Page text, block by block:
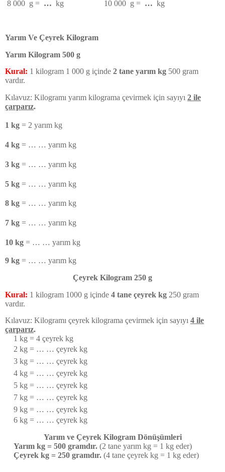
8 000 g = … kg 10 000 g = … kg
Yarım Ve Çeyrek Kilogram
Yarım Kilogram 500 g
Kural: 1 kilogram 1 000 g içinde 2 tane yarım kg 500 gram
vardır.
Kılavuz: Kilogramı yarım kilograma çevirmek için sayıyı 2 ile
çarparız.
1 kg = 2 yarım kg
4 kg = … … yarım kg
3 kg = … … yarım kg
5 kg = … … yarım kg
8 kg = … … yarım kg
7 kg = … … yarım kg
10 kg = … … yarım kg
9 kg = … … yarım kg
Çeyrek Kilogram 250 g
Kural: 1 kilogram 1000 g içinde 4 tane çeyrek kg 250 gram
vardır.
Kılavuz: Kilogramı çeyrek kilograma çevirmek için sayıyı 4 ile
çarparız.
1 kg = 4 çeyrek kg
2 kg = … … çeyrek kg
3 kg = … … çeyrek kg
4 kg = … … çeyrek kg
5 kg = … … çeyrek kg
7 kg = … … çeyrek kg
9 kg = … … çeyrek kg
6 kg = … … çeyrek kg
Yarım ve Çeyrek Kilogram Dönüşümleri
Yarım kg = 500 gramdır. (2 tane yarım kg = 1 kg eder)
Çeyrek kg = 250 gramdır. (4 tane çeyrek kg = 1 kg eder)